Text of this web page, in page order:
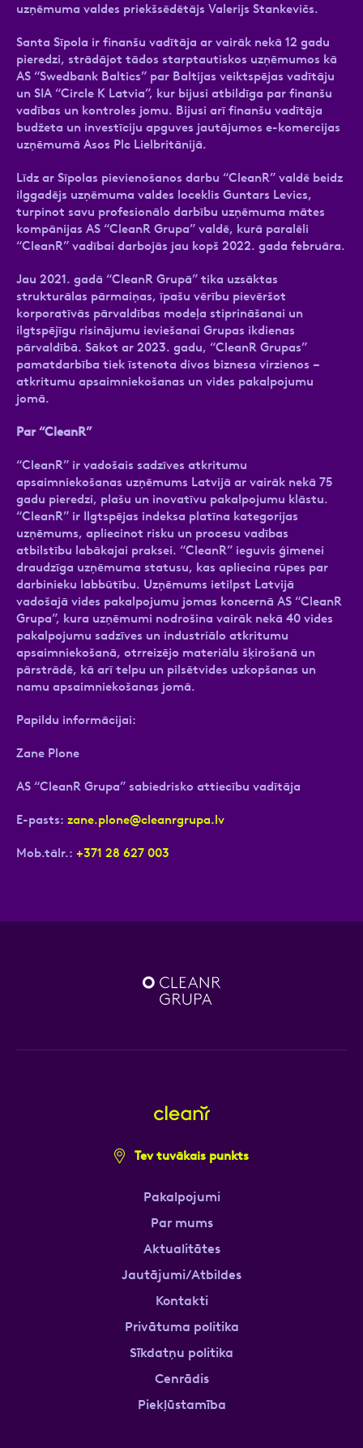
uzņēmuma valdes priekšsēdētājs Valerijs Stankevičs.
Santa Sīpola ir finanšu vadītāja ar vairāk nekā 12 gadu
pieredzi, strādājot tādos starptautiskos uzņēmumos kā
AS “Swedbank Baltics” par Baltijas veiktspējas vadītāju
un SIA “Circle K Latvia”, kur bijusi atbildīga par finanšu
vadības un kontroles jomu. Bijusi arī finanšu vadītāja
budžeta un investīciju apguves jautājumos e-komercijas
uzņēmumā Asos Plc Lielbritānijā.
Līdz ar Sīpolas pievienošanos darbu “CleanR” valdē beidz
ilggadējs uzņēmuma valdes loceklis Guntars Levics,
turpinot savu profesionālo darbību uzņēmuma mātes
kompānijas AS “CleanR Grupa” valdē, kurā paralēli
“CleanR” vadībai darbojās jau kopš 2022. gada februāra.
Jau 2021. gadā “CleanR Grupā” tika uzsāktas
strukturālas pārmaiņas, īpašu vērību pievēršot
korporatīvās pārvaldības modeļa stiprināšanai un
ilgtspējīgu risinājumu ieviešanai Grupas ikdienas
pārvaldībā. Sākot ar 2023. gadu, “CleanR Grupas”
pamatdarbība tiek īstenota divos biznesa virzienos –
atkritumu apsaimniekošanas un vides pakalpojumu
jomā.
Par “CleanR”
“CleanR” ir vadošais sadzīves atkritumu
apsaimniekošanas uzņēmums Latvijā ar vairāk nekā 75
gadu pieredzi, plašu un inovatīvu pakalpojumu klāstu.
“CleanR” ir Ilgtspējas indeksa platīna kategorijas
uzņēmums, apliecinot risku un procesu vadības
atbilstību labākajai praksei. “CleanR” ieguvis ģimenei
draudzīga uzņēmuma statusu, kas apliecina rūpes par
darbinieku labbūtību. Uzņēmums ietilpst Latvijā
vadošajā vides pakalpojumu jomas koncernā AS “CleanR
Grupa”, kura uzņēmumi nodrošina vairāk nekā 40 vides
pakalpojumu sadzīves un industriālo atkritumu
apsaimniekošanā, otrreizējo materiālu šķirošanā un
pārstrādē, kā arī telpu un pilsētvides uzkopšanas un
namu apsaimniekošanas jomā.
Papildu informācijai:
Zane Plone
AS “CleanR Grupa” sabiedrisko attiecību vadītāja
E-pasts: zane.plone@cleanrgrupa.lv
Mob.tālr.: +371 28 627 003
Tev tuvākais punkts
Pakalpojumi
Par mums
Aktualitātes
Jautājumi/Atbildes
Kontakti
Privātuma politika
Sīkdatņu politika
Cenrādis
Piekļūstamība